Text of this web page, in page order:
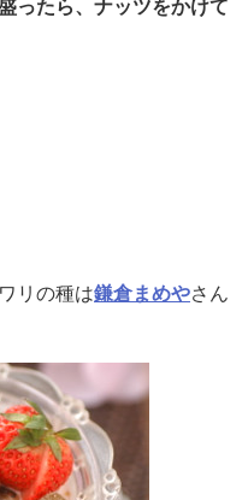
ったら、ナッツをかけて
リの種は鎌倉まめやさん